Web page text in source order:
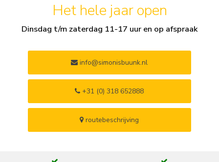
Het hele jaar open
Dinsdag t/m zaterdag 11-17 uur en op afspraak
info@simonisbuunk.nl
+31 (0) 318 652888
routebeschrijving